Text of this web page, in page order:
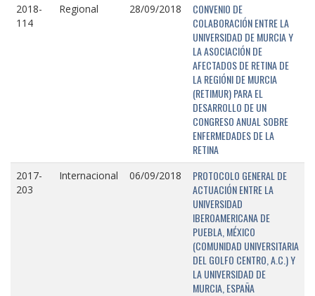
2018-
114
Regional 28/09/2018
CONVENIO DE
COLABORACIÓN ENTRE LA
UNIVERSIDAD DE MURCIA Y
LA ASOCIACIÓN DE
AFECTADOS DE RETINA DE
LA REGIÓNI DE MURCIA
(RETIMUR) PARA EL
DESARROLLO DE UN
CONGRESO ANUAL SOBRE
ENFERMEDADES DE LA
RETINA
2017-
203
Internacional 06/09/2018
PROTOCOLO GENERAL DE
ACTUACIÓN ENTRE LA
UNIVERSIDAD
IBEROAMERICANA DE
PUEBLA, MÉXICO
(COMUNIDAD UNIVERSITARIA
DEL GOLFO CENTRO, A.C.) Y
LA UNIVERSIDAD DE
MURCIA, ESPAÑA